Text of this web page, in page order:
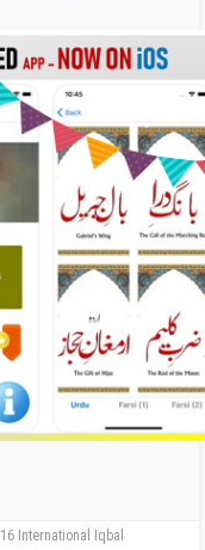
International Iqbal